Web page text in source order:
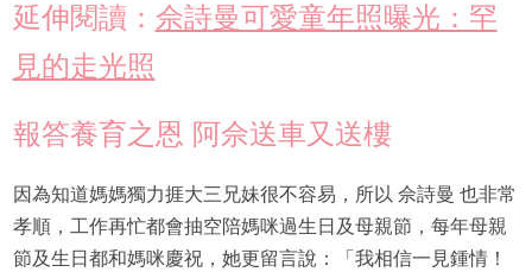
延伸閱讀： 佘詩曼可愛童年照曝光：罕
見的走光照
報答養育之恩 阿佘送車又送樓
因為知道媽媽獨力捱大三兄妹很不容易，所以 佘詩曼 也非常
孝順，工作再忙都會抽空陪媽咪過生日及母親節，每年母親
節及生日都和媽咪慶祝，她更留言說：「我相信一見鍾情！